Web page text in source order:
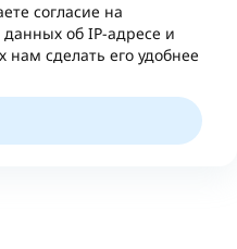
согласие на
об IP-адресе и
сделать его удобнее